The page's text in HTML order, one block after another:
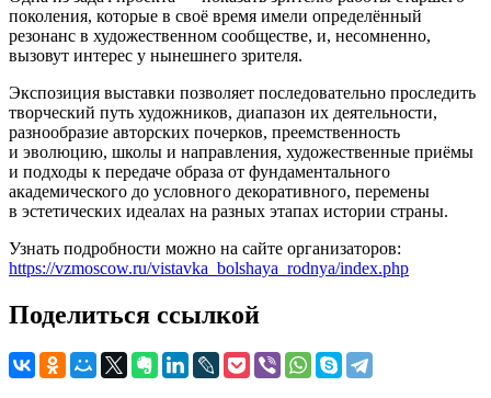
поколения, которые в своё время имели определённый
резонанс в художественном сообществе, и, несомненно,
вызовут интерес у нынешнего зрителя.
Экспозиция выставки позволяет последовательно проследить
творческий путь художников, диапазон их деятельности,
разнообразие авторских почерков, преемственность
и эволюцию, школы и направления, художественные приёмы
и подходы к передаче образа от фундаментального
академического до условного декоративного, перемены
в эстетических идеалах на разных этапах истории страны.
Узнать подробности можно на сайте организаторов:
https://vzmoscow.ru/vistavka_bolshaya_rodnya/index.php
Поделиться ссылкой